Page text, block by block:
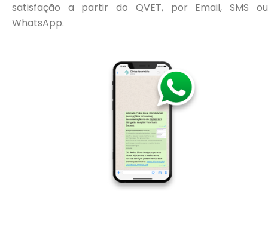
satisfação a partir do QVET, por Email, SMS ou
WhatsApp.